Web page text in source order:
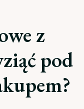
z
pod